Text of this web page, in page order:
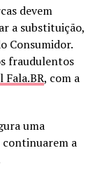
devem
a substituição,
Consumidor.
fraudulentos
Fala.BR, com a
uma
continuarem a